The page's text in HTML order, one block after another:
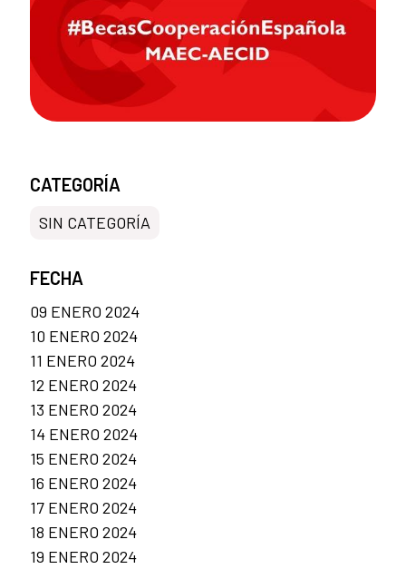
CATEGORÍA
SIN CATEGORÍA
FECHA
09 ENERO 2024
10 ENERO 2024
11 ENERO 2024
12 ENERO 2024
13 ENERO 2024
14 ENERO 2024
15 ENERO 2024
16 ENERO 2024
17 ENERO 2024
18 ENERO 2024
19 ENERO 2024